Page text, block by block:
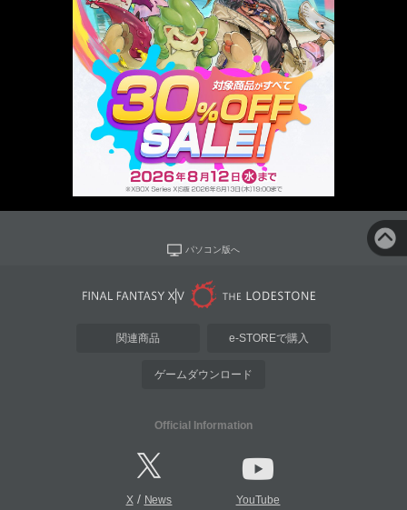
パソコン版へ
関連商品 e-STOREで購入
ゲームダウンロード
Official Information
X/ News YouTube